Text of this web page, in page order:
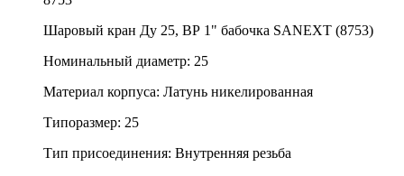
Шаровый кран Ду 25, ВР 1" бабочка SANEXT (8753)
Номинальный диаметр: 25
Материал корпуса: Латунь никелированная
Типоразмер: 25
Тип присоединения: Внутренняя резьба